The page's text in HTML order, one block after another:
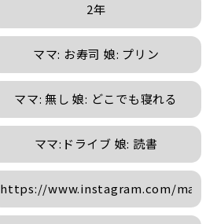
2年
ママ: お寿司 娘: プリン
ママ: 無し 娘: どこでも寝れる
ママ:ドライブ 娘: 読書
https://www.instagram.com/